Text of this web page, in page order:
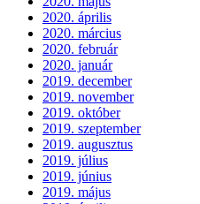
2020. április
2020. március
2020. február
2020. január
2019. december
2019. november
2019. október
2019. szeptember
2019. augusztus
2019. július
2019. június
2019. május